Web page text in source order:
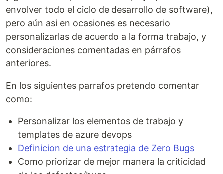
envolver todo el ciclo de desarrollo de software),
pero aún asi en ocasiones es necesario
personalizarlas de acuerdo a la forma trabajo, y
consideraciones comentadas en párrafos
anteriores.
En los siguientes parrafos pretendo comentar
como:
Personalizar los elementos de trabajo y
templates de azure devops
Definicion de una estrategia de Zero Bugs
Como priorizar de mejor manera la criticidad